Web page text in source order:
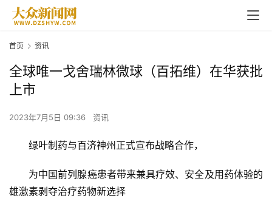
首页 资讯
全球唯一戈舍瑞林微球（百拓维）在华获批
上市
2023年7月5日 09:36 资讯
绿叶制药与百济神州正式宣布战略合作，
为中国前列腺癌患者带来兼具疗效、安全及用药体验的
雄激素剥夺治疗药物新选择